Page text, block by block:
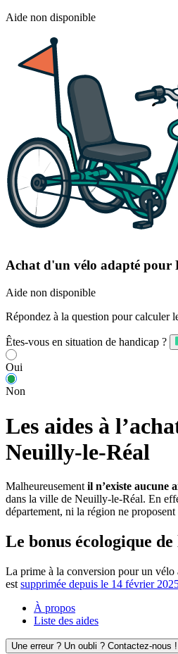
Aide non disponible
Achat d'un vélo adapté pour
Aide non disponible
Répondez à la question pour calculer
Êtes-vous en situation de handicap ?
Oui
Non
Les aides à
Neuilly-le-Réal
Malheureusement il n’existe aucune
dans la ville de Neuilly-le-Réal. En
département, ni la région ne proposent
Le bonus écologique de
La prime à la conversion pour un vélo
est supprimée depuis le 14 février
À propos
Liste des aides
Une erreur ? Un oubli ? Contactez-nous !